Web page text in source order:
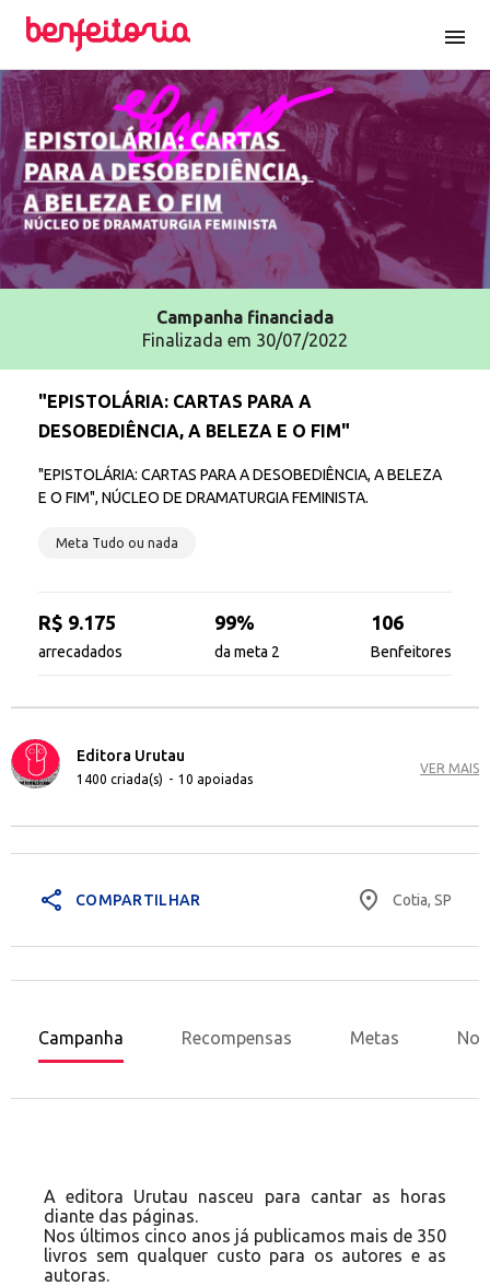
menu
Campanha financiada
Finalizada em 30/07/2022
"EPISTOLÁRIA: CARTAS PARA A
DESOBEDIÊNCIA, A BELEZA E O FIM"
"EPISTOLÁRIA: CARTAS PARA A DESOBEDIÊNCIA, A BELEZA
E O FIM", NÚCLEO DE DRAMATURGIA FEMINISTA.
Meta Tudo ou nada
R$ 9.175
arrecadados
99%
da meta 2
106
Benfeitores
Editora Urutau
1400 criada(s) - 10 apoiadas
VER MAIS
share COMPARTILHAR place Cotia, SP
Campanha Recompensas Metas
A editora Urutau nasceu para cantar as horas
diante das páginas.
Nos últimos cinco anos já publicamos mais de 350
livros sem qualquer custo para os autores e as
autoras.